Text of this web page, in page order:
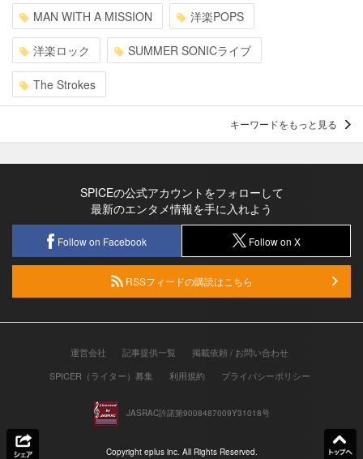
MAN WITH A MISSION 洋楽POPS
洋楽ロック SUMMER SONICライブ
The Strokes
キーワードをもっと見る
SPICEの公式アカウントをフォローして
最新のエンタメ情報を手に入れよう
Follow on Facebook Follow on X
RSSフィードの購読はこちら
運営会社 記事提供一覧
掲載依頼 / お問い合わせ
SPICER（ライター）募集
利用規約 プライバシーポリシー
JASRAC許諾第9008487009Y31018号
Copyright eplus inc. All Rights Reserved.